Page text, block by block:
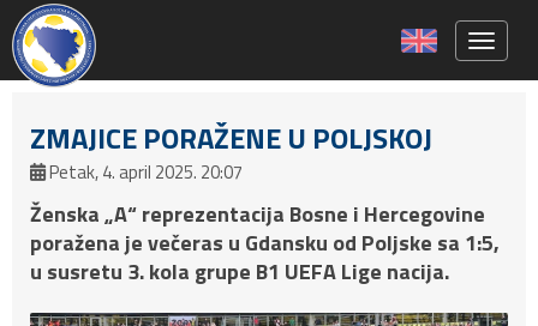
ZMAJICE PORAŽENE U POLJSKOJ
Petak, 4. april 2025. 20:07
Ženska „A“ reprezentacija Bosne i Hercegovine
poražena je večeras u Gdansku od Poljske sa 1:5,
u susretu 3. kola grupe B1 UEFA Lige nacija.